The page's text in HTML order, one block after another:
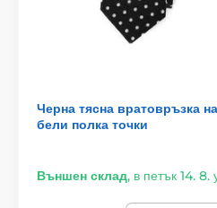
Черна тясна вратовръзка на
бели полка точки
Външен склад, в петък 14. 8.